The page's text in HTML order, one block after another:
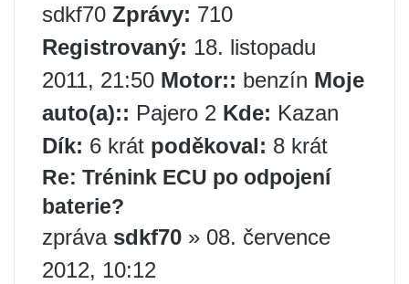
sdkf70 Zprávy: 710
Registrovaný: 18. listopadu
2011, 21:50 Motor:: benzín Moje
auto(a):: Pajero 2 Kde: Kazan
Dík: 6 krát poděkoval: 8 krát
Re: Trénink ECU po odpojení
baterie?
zpráva sdkf70 » 08. července
2012, 10:12